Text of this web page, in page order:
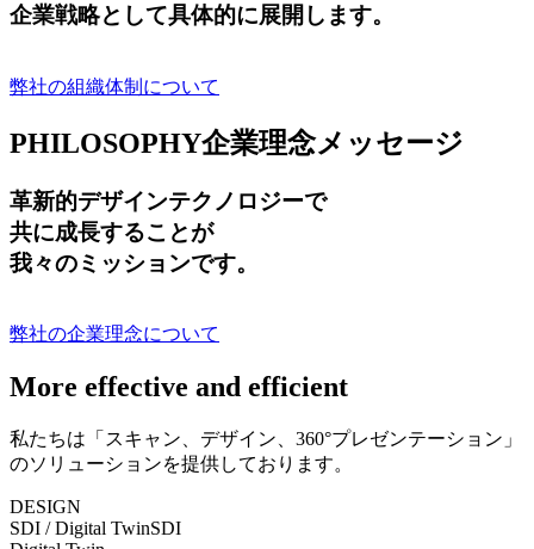
企業戦略として具体的に展開します。
弊社の組織体制について
PHILOSOPHY企業理念メッセージ
革新的デザインテクノロジーで
共に成長することが
我々のミッションです。
弊社の企業理念について
More effective and efficient
私たちは「スキャン、デザイン、360°プレゼンテーション」
のソリューションを提供しております。
DESIGN
SDI / Digital TwinSDI